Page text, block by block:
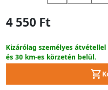
4 550 Ft
Kizárólag személyes
és 30 km-es körzetén belül.